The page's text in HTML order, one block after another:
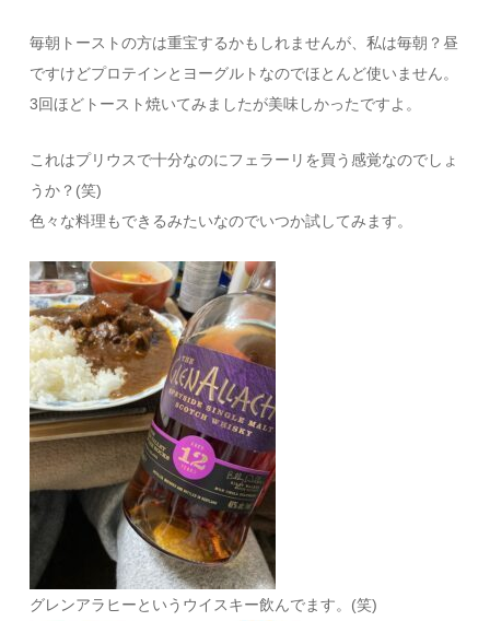
毎朝トーストの方は重宝するかもしれませんが、私は毎朝？昼
ですけどプロテインとヨーグルトなのでほとんど使いません。
3回ほどトースト焼いてみましたが美味しかったですよ。
これはプリウスで十分なのにフェラーリを買う感覚なのでしょ
うか？(笑)
色々な料理もできるみたいなのでいつか試してみます。
グレンアラヒーというウイスキー飲んでます。(笑)